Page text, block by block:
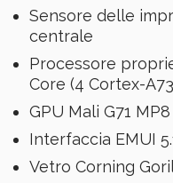
Sensore delle
centrale
Processore
Core (4 Cortex-
GPU Mali G71 MP8
Interfaccia EMUI
Vetro Corning